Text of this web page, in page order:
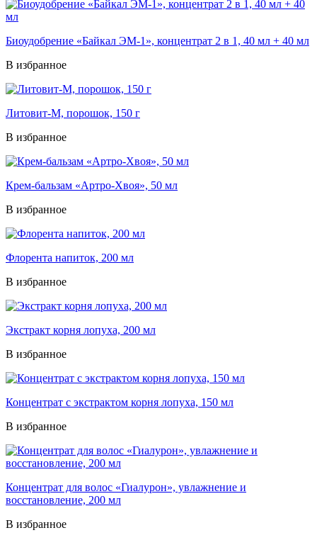
Биоудобрение «Байкал ЭМ-1», концентрат 2 в 1, 40 мл + 40 мл
В избранное
Литовит-М, порошок, 150 г
В избранное
Крем-бальзам «Артро-Хвоя», 50 мл
В избранное
Флорента напиток, 200 мл
В избранное
Экстракт корня лопуха, 200 мл
В избранное
Концентрат с экстрактом корня лопуха, 150 мл
В избранное
Концентрат для волос «Гиалурон», увлажнение и
восстановление, 200 мл
В избранное